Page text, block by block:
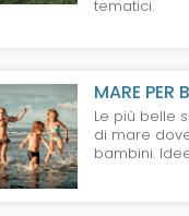
tematici.
MARE PER
Le più belle
di mare
bambini.